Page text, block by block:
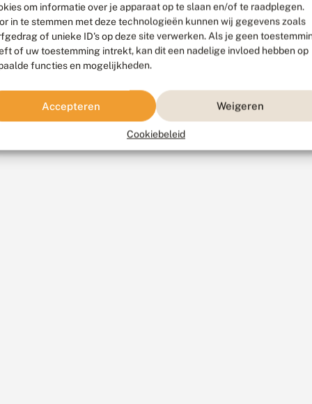
om informatie over je apparaat op te slaan en/of te raadplegen.
in te stemmen met deze technologieën kunnen wij gegevens zoals
of unieke ID's op deze site verwerken. Als je geen
of uw toestemming intrekt, kan dit een nadelige invloed hebben op
functies en mogelijkheden.
Accepteren Weigeren
Cookiebeleid